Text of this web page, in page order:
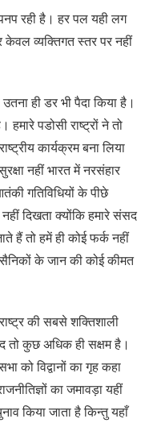
रही है। हर पल यही लग
व्यक्तिगत स्तर पर नहीं
उतना ही डर भी पैदा किया है।
पडोसी राष्ट्रों ने तो
कार्यक्रम बना लिया
नहीं भारत में नरसंहार
गतिविधियों के पीछे
दिखता क्योंकि हमारे संसद
हैं तो हमें ही कोई फर्क नहीं
के जान की कोई कीमत
की सबसे शक्तिशाली
तो कुछ अधिक ही सक्षम है।
को विद्वानों का गृह कहा
का जमावड़ा यहीं
किया जाता है किन्तु यहाँ